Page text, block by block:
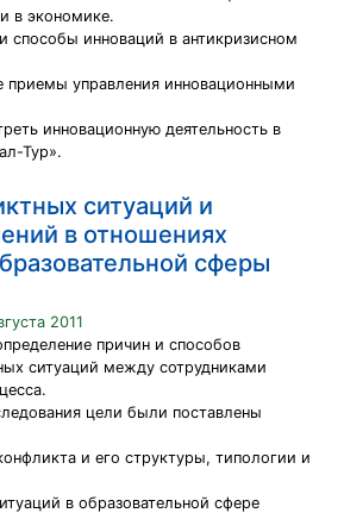
в экономике.
способы инноваций в антикризисном
приемы управления инновационными
инновационную деятельность в
Тур».
ситуаций и
в отношениях
сферы
2011
причин и способов
ситуаций между сотрудниками
цели были поставлены
и его структуры, типологии и
в образовательной сфере